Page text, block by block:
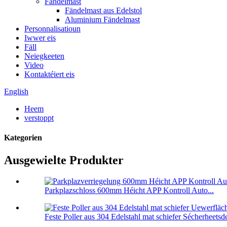
Fändelmast aus Edelstol
Aluminium Fändelmast
Personnalisatioun
Iwwer eis
Fäll
Neiegkeeten
Video
Kontaktéiert eis
English
Heem
verstoppt
Kategorien
Ausgewielte Produkter
Parkplazschloss 600mm Héicht APP Kontroll Auto...
Feste Poller aus 304 Edelstahl mat schiefer